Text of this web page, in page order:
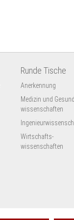
Runde Tische
Anerkennung
Medizin und
wissenschaften
Wirtschafts-
wissenschaften